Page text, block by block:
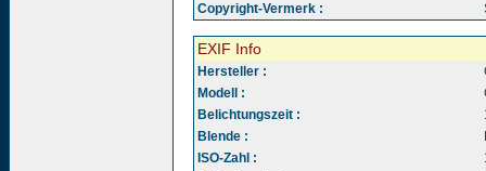
Copyright-Vermerk :
EXIF Info
Hersteller :
Modell :
Belichtungszeit :
Blende :
ISO-Zahl :